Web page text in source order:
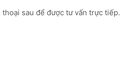
sau để được tư vấn trực tiếp.